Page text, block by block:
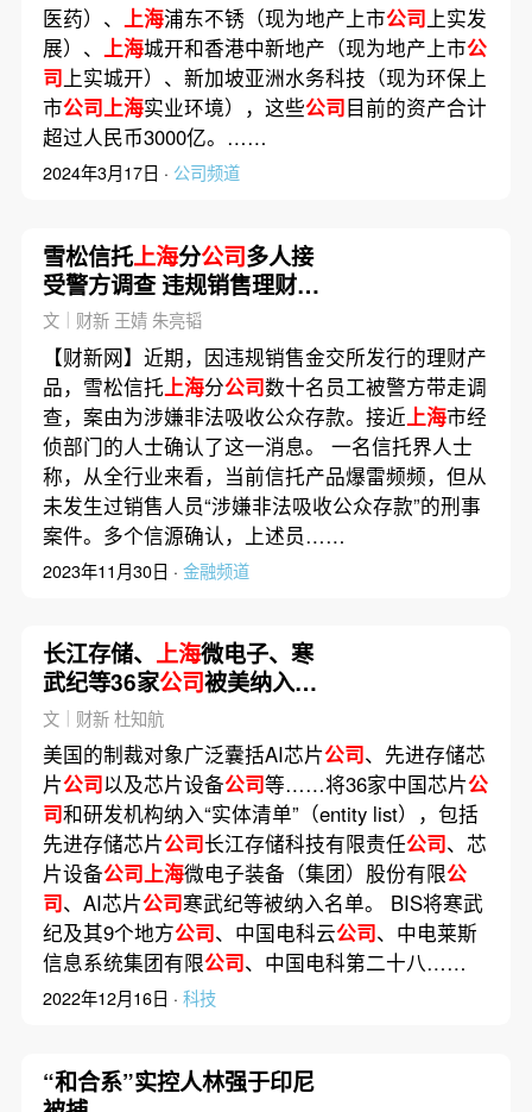
医药）、 上海浦东不锈（现为地产上市公司上实发
展）、 上海城开和香港中新地产（现为地产上市公
司上实城开）、新加坡亚洲水务科技（现为环保上
市公司上海实业环境），这些公司目前的资产合计
超过人民币3000亿。……
2024年3月17日 · 公司频道
雪松信托上海分公司多人接
受警方调查 违规销售理财产
品涉嫌非吸
文｜财新 王婧 朱亮韬
【财新网】近期，因违规销售金交所发行的理财产
品，雪松信托 上海分公司数十名员工被警方带走调
查，案由为涉嫌非法吸收公众存款。接近 上海市经
侦部门的人士确认了这一消息。 一名信托界人士
称，从全行业来看，当前信托产品爆雷频频，但从
未发生过销售人员“涉嫌非法吸收公众存款”的刑事
案件。多个信源确认，上述员……
2023年11月30日 · 金融频道
长江存储、 上海微电子、寒
武纪等36家公司被美纳入
“实体清单”
文｜财新 杜知航
美国的制裁对象广泛囊括AI芯片公司、先进存储芯
片公司以及芯片设备公司等……将36家中国芯片公
司和研发机构纳入“实体清单”（entity list），包括
先进存储芯片公司长江存储科技有限责任公司、芯
片设备公司上海微电子装备（集团）股份有限公
司、AI芯片公司寒武纪等被纳入名单。 BIS将寒武
纪及其9个地方公司、中国电科云公司、中电莱斯
信息系统集团有限公司、中国电科第二十八……
2022年12月16日 · 科技
“和合系”实控人林强于印尼